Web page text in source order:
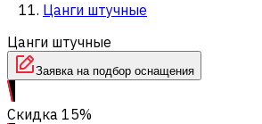
Цанги штучные
Цанги штучные
Заявка на подбор оснащения
Скидка 15%